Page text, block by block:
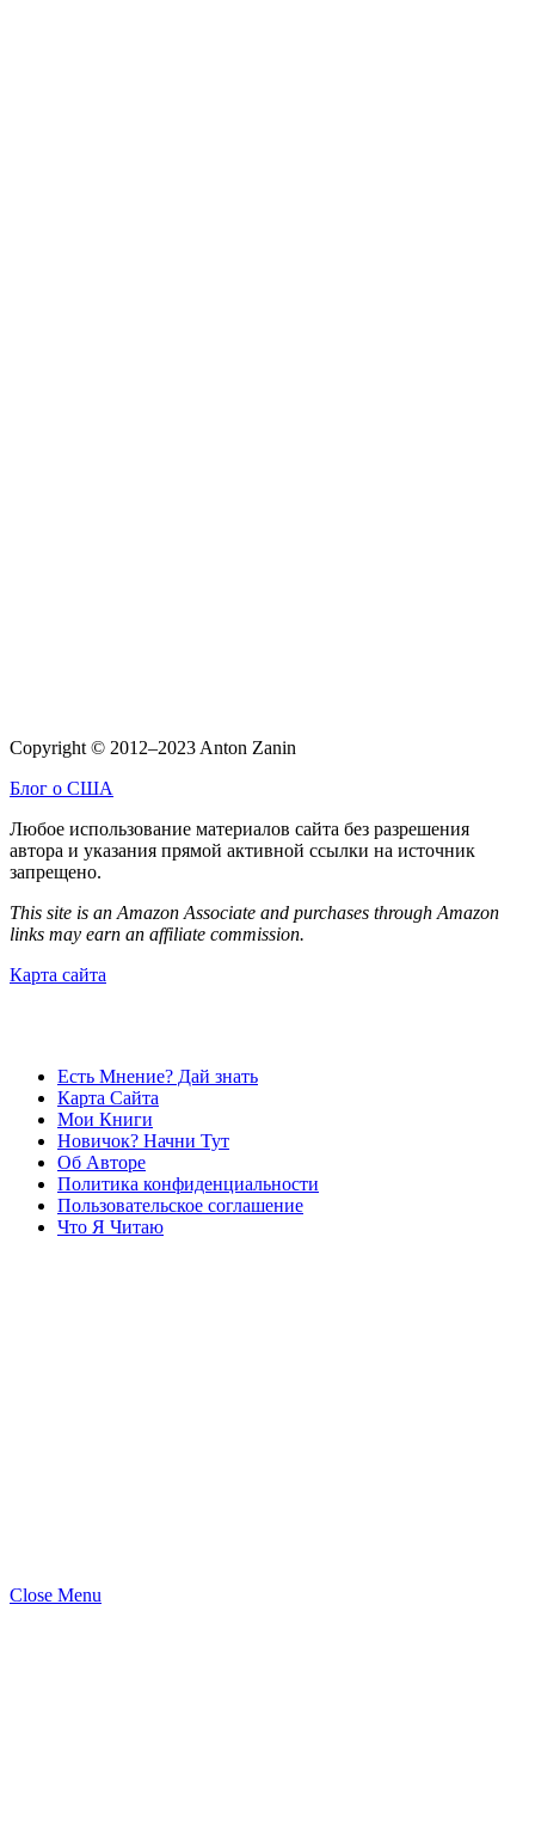
Copyright © 2012–2023 Anton Zanin
Блог о США
Любое использование материалов сайта без разрешения
автора и указания прямой активной ссылки на источник
запрещено.
This site is an Amazon Associate and purchases through Amazon
links may earn an affiliate commission.
Карта сайта
Есть Мнение? Дай знать
Карта Сайта
Мои Книги
Новичок? Начни Тут
Об Авторе
Политика конфиденциальности
Пользовательское соглашение
Что Я Читаю
Close Menu